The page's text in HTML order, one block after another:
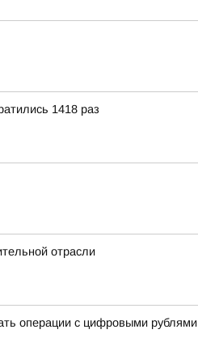
1418 раз
отрасли
операции с цифровыми рублями